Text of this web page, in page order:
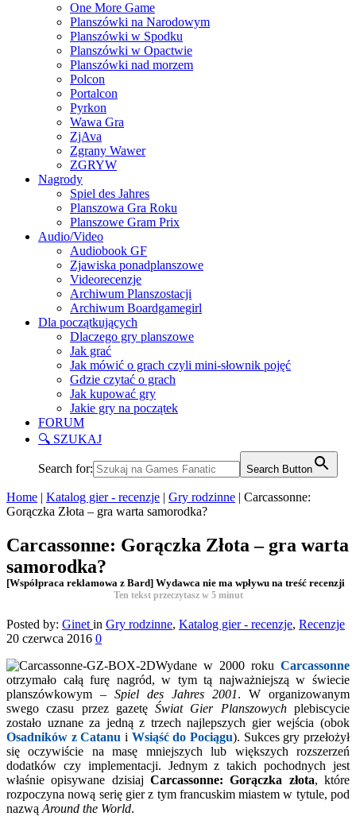
One More Game
Planszówki na Narodowym
Planszówki w Spodku
Planszówki w Opactwie
Planszówki nad morzem
Polcon
Portalcon
Pyrkon
Wawa Gra
ZjAva
Zgrany Wawer
ZGRYW
Nagrody
Spiel des Jahres
Planszowa Gra Roku
Planszowe Gram Prix
Audio/Video
Audiobook GF
Zjawiska ponadplanszowe
Videorecenzje
Archiwum Planszostacji
Archiwum Boardgamegirl
Dla początkujących
Dlaczego gry planszowe
Jak grać
Jak mówić o grach czyli mini-słownik pojęć
Gdzie czytać o grach
Jak kupować gry
Jakie gry na początek
FORUM
🔍 SZUKAJ
Search for: Search Button
Home | Katalog gier - recenzje | Gry rodzinne | Carcassonne:
Gorączka Złota – gra warta samorodka?
Carcassonne: Gorączka Złota – gra warta
samorodka?
[Współpraca reklamowa z Bard] Wydawca nie ma wpływu na treść recenzji
Ten tekst przeczytasz w 5 minut
Posted by: Ginet in Gry rodzinne, Katalog gier - recenzje, Recenzje
20 czerwca 2016 0
Wydane w 2000 roku Carcassonne
otrzymało całą furę nagród, w tym tą najważniejszą w świecie
planszówkowym – Spiel des Jahres 2001. W organizowanym
swego czasu przez gazetęŚwiat Gier Planszowychplebiscycie
zostało uznane za jedną z trzech najlepszych gier wejścia (obok
Osadników z Catanu i Wsiąść do Pociągu). Sukces gry przełożył
się oczywiście na masę mniejszych lub większych rozszerzeń
dodatków czy implementacji. Jednym z takich pochodnych jest
właśnie opisywane dzisiaj Carcassonne: Gorączka złota, które
rozpoczyna nową serię gier z tym francuskim miastem w tytule, pod
nazwą Around the World.